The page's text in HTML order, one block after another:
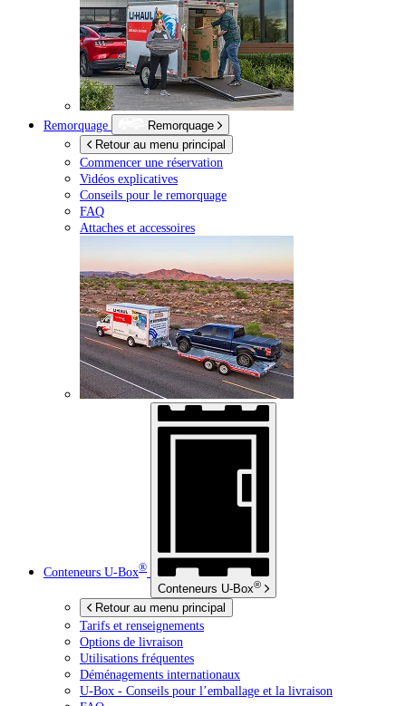
Remorquage
Remorquage
Retour au menu principal
Commencer une réservation
Vidéos explicatives
Conseils pour le remorquage
FAQ
Attaches et accessoires
Conteneurs U-Box®
Conteneurs U-Box®
Retour au menu principal
Tarifs et renseignements
Options de livraison
Utilisations fréquentes
Déménagements internationaux
U-Box - Conseils pour l’emballage et la livraison